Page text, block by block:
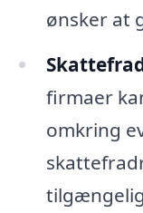
ønsker at
firmaer
omkring